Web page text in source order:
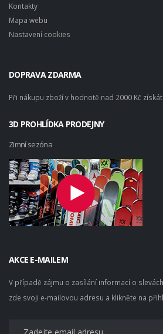
Kontakty
Mapa webu
Nastavení cookies
DOPRAVA ZDARMA
Při nákupu zboží v hodnotě nad 2000 Kč
3D PROHLÍDKA PRODEJNY
Zimní sezóna
AKCE E-MAILEM
V případě zájmu o zasílání informací o
zde svoji e-mailovou adresu a klikněte na